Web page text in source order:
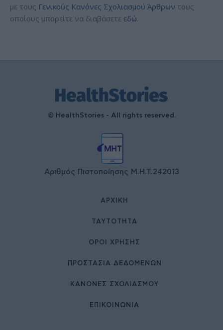
με τους Γενικούς Κανόνες Σχολιασμού Άρθρων τους
οποίους μπορείτε να διαβάσετε εδώ.
© HealthStories - All rights reserved.
Αριθμός Πιστοποίησης Μ.Η.Τ.242013
ΑΡΧΙΚΉ
ΤΑΥΤΌΤΗΤΑ
ΌΡΟΙ ΧΡΉΣΗΣ
ΠΡΟΣΤΑΣΙΑ ΔΕΔΟΜΕΝΩΝ
ΚΑΝΟΝΕΣ ΣΧΟΛΙΑΣΜΟΥ
ΕΠΙΚΟΙΝΩΝΊΑ